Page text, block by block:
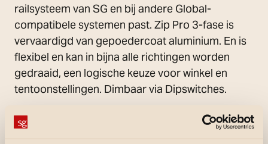
railsysteem van SG en bij andere Global-
compatibele systemen past. Zip Pro 3-fase is
vervaardigd van gepoedercoat aluminium. En is
flexibel en kan in bijna alle richtingen worden
gedraaid, een logische keuze voor winkel en
tentoonstellingen. Dimbaar via Dipswitches.